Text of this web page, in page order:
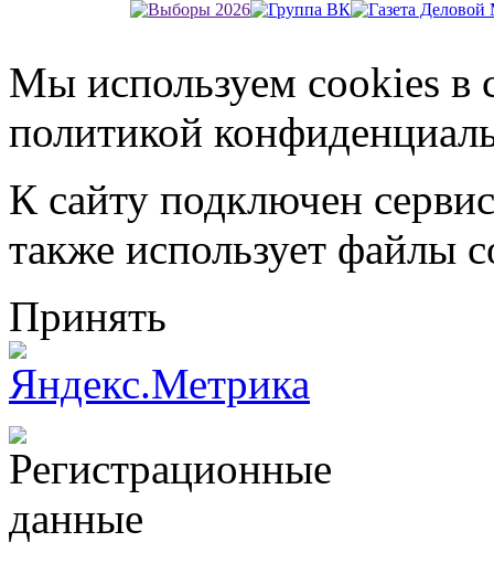
Мы используем cookies в
политикой
К сайту подключен
также использует файлы
Принять